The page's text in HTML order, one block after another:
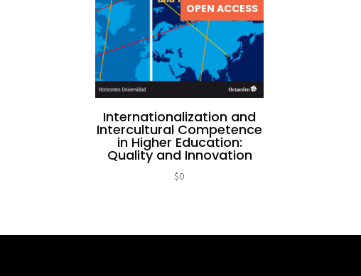
OPEN ACCESS
Internationalization and
Intercultural Competence
in Higher Education:
Quality and Innovation
$0